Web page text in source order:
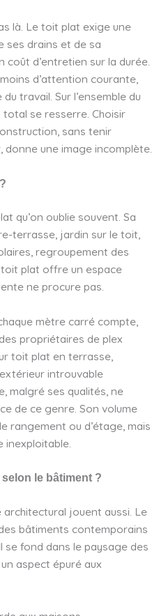
là. Le toit plat exige une
ses drains et de sa
coût d’entretien sur la durée.
d’attention courante,
travail. Sur l’ensemble du
total se resserre. Choisir
sans tenir
une image incomplète.
qu’on oublie souvent. Sa
terrasse, jardin sur le toit,
regroupement des
plat offre un espace
ne procure pas.
mètre carré compte,
propriétaires de plex
toit plat en terrasse,
introuvable
malgré ses qualités, ne
de ce genre. Son volume
rangement ou d’étage, mais
inexploitable.
selon le bâtiment ?
jouent aussi. Le
bâtiments contemporains
se fond dans le paysage des
aspect épuré aux